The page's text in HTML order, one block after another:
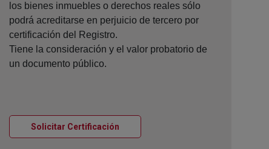
los bienes inmuebles o derechos reales sólo
podrá acreditarse en perjuicio de tercero por
certificación del Registro.
Tiene la consideración y el valor probatorio de
un documento público.
Solicitar Certificación